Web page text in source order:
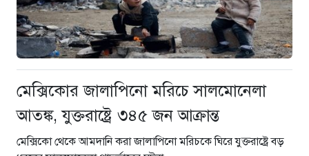
মেক্সিকোর জালাপিনো মরিচে সালমোনেলা
আতঙ্ক, যুক্তরাষ্ট্রে ৩৪৫ জন আক্রান্ত
মেক্সিকো থেকে আমদানি করা জালাপিনো মরিচকে ঘিরে যুক্তরাষ্ট্রে বড়